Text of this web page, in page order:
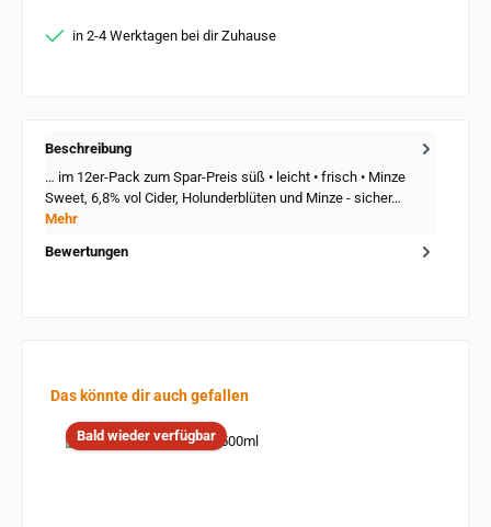
in 2-4 Werktagen bei dir Zuhause
Beschreibung
… im 12er-Pack zum Spar-Preis süß • leicht • frisch • Minze
Sweet, 6,8% vol Cider, Holunderblüten und Minze - sicher…
Mehr
Bewertungen
Produktgalerie überspringen
Das könnte dir auch gefallen
Bald wieder verfügbar